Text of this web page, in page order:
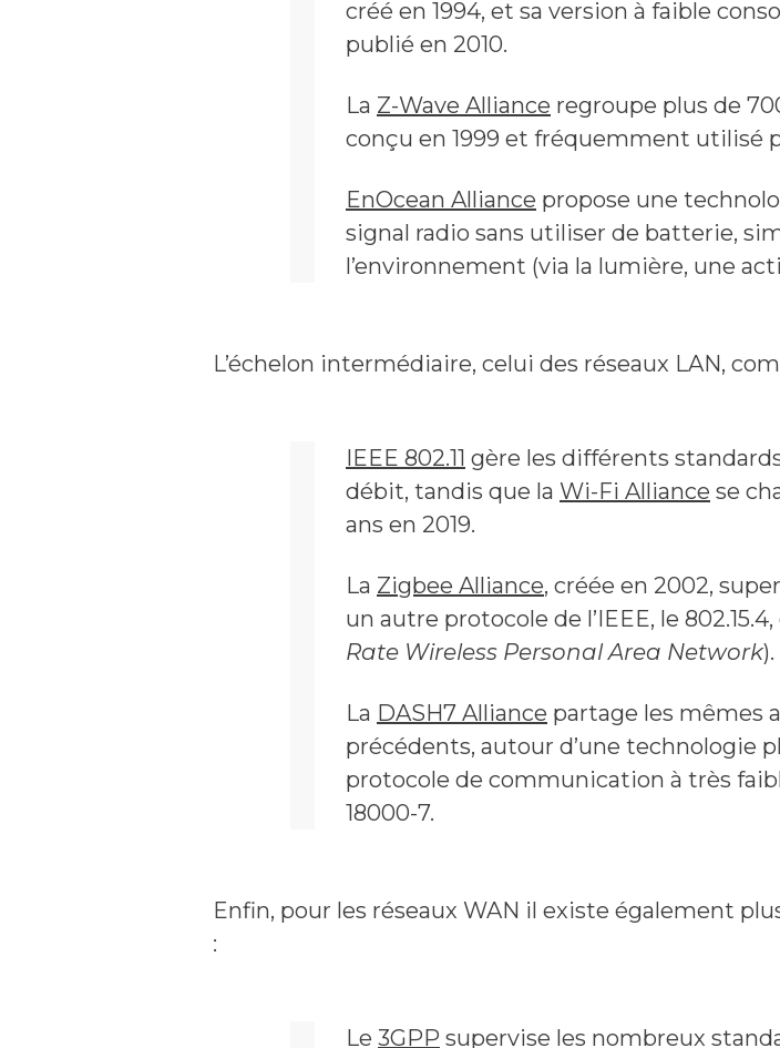
créé en 1994, et sa version à faible
publié en 2010.
La Z-Wave Alliance regroupe plus de
conçu en 1999 et fréquemment utilisé
EnOcean Alliance propose une
signal radio sans utiliser de batterie,
l’environnement (via la lumière, une
L’échelon intermédiaire, celui des réseaux LAN,
IEEE 802.11 gère les différents
débit, tandis que la Wi-Fi Alliance se
ans en 2019.
La Zigbee Alliance, créée en 2002,
un autre protocole de l’IEEE, le
Rate Wireless Personal Area Network).
La DASH7 Alliance partage les mêmes
précédents, autour d’une technologie
protocole de communication à très
18000-7.
Enfin, pour les réseaux WAN il existe également
:
Le 3GPP supervise les nombreux